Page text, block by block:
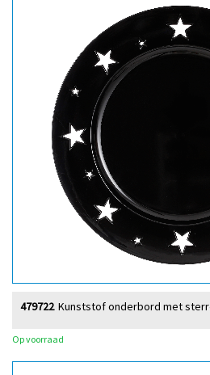
Kunststof onderbord met
479722
Op voorraad